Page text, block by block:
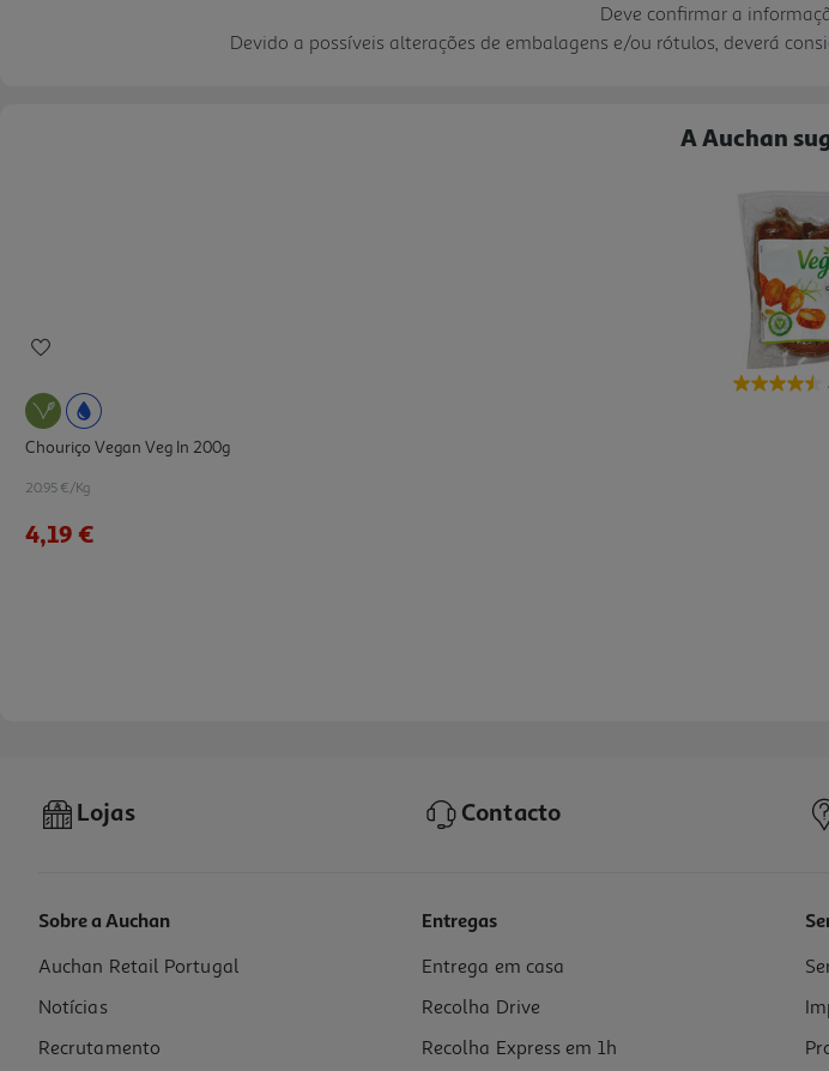
Deve confirmar a
Devido a possíveis alterações de embalagens e/ou rótulos, deverá
A Auchan
Chouriço Vegan Veg In 200g
20.95 €/Kg
4,19 €
Enchido Vegan Altervego C/proteína 90g
41 €/Kg
3,69 €
Lojas Contacto
Sobre a Auchan
Auchan Retail Portugal
Notícias
Recrutamento
Entregas
Entrega em casa
Recolha Drive
Recolha Express em 1h